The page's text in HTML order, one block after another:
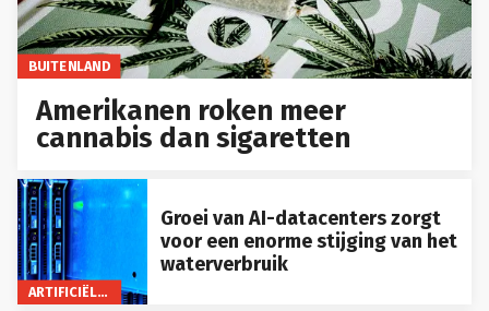
BUITENLAND
Amerikanen roken meer
cannabis dan sigaretten
ARTIFICIËLE INTELLIGENTIE
Groei van AI-datacenters zorgt
voor een enorme stijging van het
waterverbruik